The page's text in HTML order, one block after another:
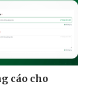
cáo cho